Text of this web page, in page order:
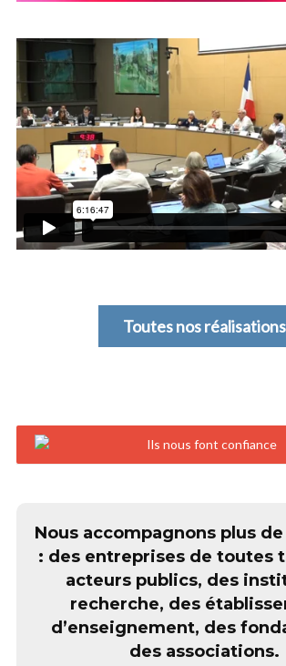
Toutes nos réalisations
Nous accompagnons plus
: des entreprises de toutes
acteurs publics, des
recherche, des
d’enseignement, des
des associations.